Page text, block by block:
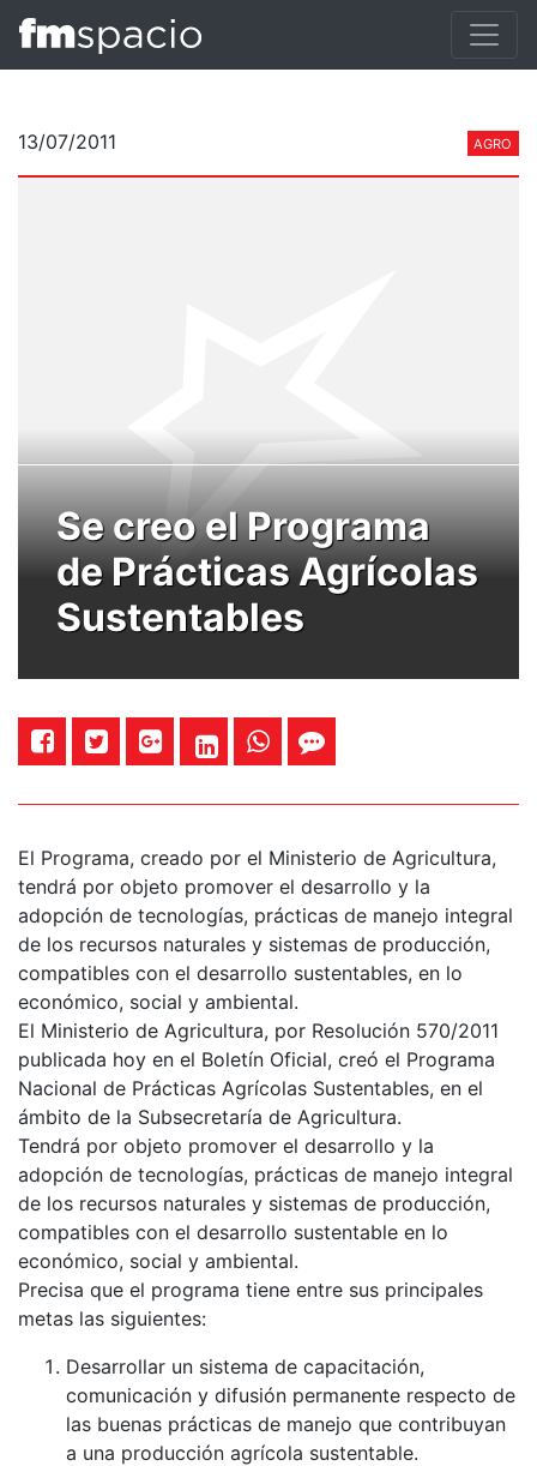
13/07/2011 AGRO
Se creo el Programa
de Prácticas Agrícolas
Sustentables
El Programa, creado por el Ministerio de Agricultura,
tendrá por objeto promover el desarrollo y la
adopción de tecnologías, prácticas de manejo integral
de los recursos naturales y sistemas de producción,
compatibles con el desarrollo sustentables, en lo
económico, social y ambiental.
El Ministerio de Agricultura, por Resolución 570/2011
publicada hoy en el Boletín Oficial, creó el Programa
Nacional de Prácticas Agrícolas Sustentables, en el
ámbito de la Subsecretaría de Agricultura.
Tendrá por objeto promover el desarrollo y la
adopción de tecnologías, prácticas de manejo integral
de los recursos naturales y sistemas de producción,
compatibles con el desarrollo sustentable en lo
económico, social y ambiental.
Precisa que el programa tiene entre sus principales
metas las siguientes:
Desarrollar un sistema de capacitación,
comunicación y difusión permanente respecto de
las buenas prácticas de manejo que contribuyan
a una producción agrícola sustentable.